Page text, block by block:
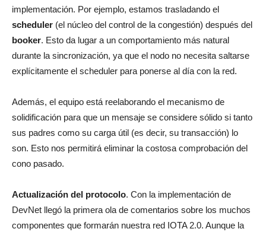
implementación. Por ejemplo, estamos trasladando el
scheduler (el núcleo del control de la congestión) después del
booker. Esto da lugar a un comportamiento más natural
durante la sincronización, ya que el nodo no necesita saltarse
explícitamente el scheduler para ponerse al día con la red.
Además, el equipo está reelaborando el mecanismo de
solidificación para que un mensaje se considere sólido si tanto
sus padres como su carga útil (es decir, su transacción) lo
son. Esto nos permitirá eliminar la costosa comprobación del
cono pasado.
Actualización del protocolo. Con la implementación de
DevNet llegó la primera ola de comentarios sobre los muchos
componentes que formarán nuestra red IOTA 2.0. Aunque la